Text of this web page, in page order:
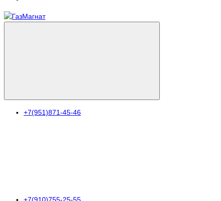
+7(951)871-45-46
+7(910)755-25-55